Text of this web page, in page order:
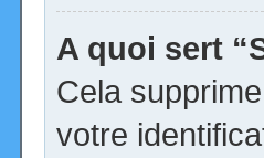
A quoi sert
Cela
votre